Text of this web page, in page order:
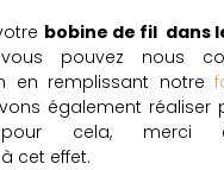
bobine de fil dans
pouvez nous
en remplissant notre
également réaliser
cela, merci
cet effet.